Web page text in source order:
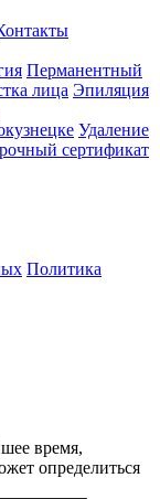
Перманентный
лица Эпиляция
Удаление
сертификат
Политика
время,
определиться